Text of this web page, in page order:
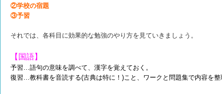
②学校の宿題
③予習
それでは、各科目に効果的な勉強のやり方を見ていきましょう。
【国語】
予習…語句の意味を調べて、漢字を覚えておく。
復習…教科書を音読する(古典は特に！)こと、ワークと問題集で内容を整